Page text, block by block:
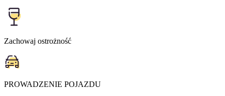
Zachowaj ostrożność
PROWADZENIE POJAZDU